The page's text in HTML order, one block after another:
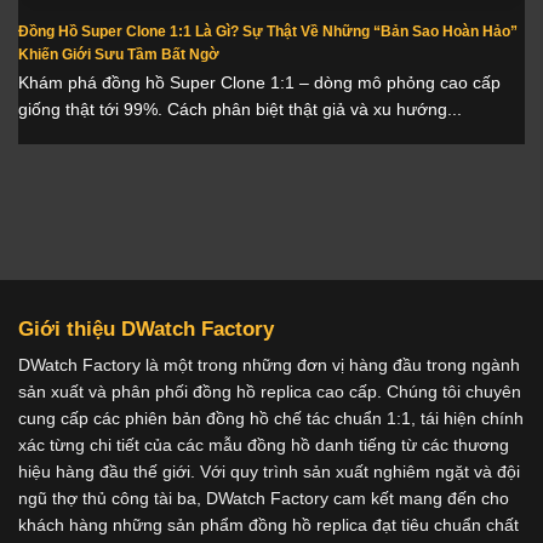
Đồng Hồ Super Clone 1:1 Là Gì? Sự Thật Về Những “Bản Sao Hoàn Hảo”
Khiến Giới Sưu Tầm Bất Ngờ
Khám phá đồng hồ Super Clone 1:1 – dòng mô phỏng cao cấp
giống thật tới 99%. Cách phân biệt thật giả và xu hướng...
Giới thiệu DWatch Factory
DWatch Factory là một trong những đơn vị hàng đầu trong ngành
sản xuất và phân phối đồng hồ replica cao cấp. Chúng tôi chuyên
cung cấp các phiên bản đồng hồ chế tác chuẩn 1:1, tái hiện chính
xác từng chi tiết của các mẫu đồng hồ danh tiếng từ các thương
hiệu hàng đầu thế giới. Với quy trình sản xuất nghiêm ngặt và đội
ngũ thợ thủ công tài ba, DWatch Factory cam kết mang đến cho
khách hàng những sản phẩm đồng hồ replica đạt tiêu chuẩn chất